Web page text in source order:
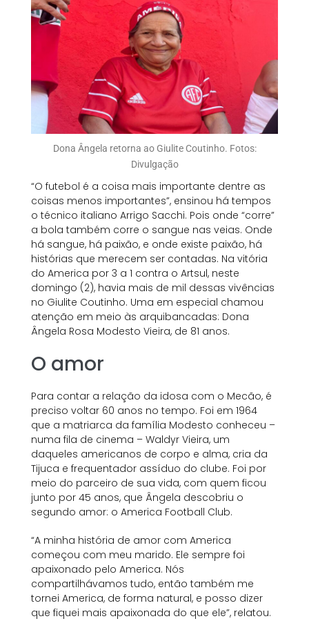
Dona Ângela retorna ao Giulite Coutinho. Fotos:
Divulgação
“O futebol é a coisa mais importante dentre as
coisas menos importantes”, ensinou há tempos
o técnico italiano Arrigo Sacchi. Pois onde “corre”
a bola também corre o sangue nas veias. Onde
há sangue, há paixão, e onde existe paixão, há
histórias que merecem ser contadas. Na vitória
do America por 3 a 1 contra o Artsul, neste
domingo (2), havia mais de mil dessas vivências
no Giulite Coutinho. Uma em especial chamou
atenção em meio às arquibancadas: Dona
Ângela Rosa Modesto Vieira, de 81 anos.
O amor
Para contar a relação da idosa com o Mecão, é
preciso voltar 60 anos no tempo. Foi em 1964
que a matriarca da família Modesto conheceu –
numa fila de cinema – Waldyr Vieira, um
daqueles americanos de corpo e alma, cria da
Tijuca e frequentador assíduo do clube. Foi por
meio do parceiro de sua vida, com quem ficou
junto por 45 anos, que Ângela descobriu o
segundo amor: o America Football Club.
“A minha história de amor com America
começou com meu marido. Ele sempre foi
apaixonado pelo America. Nós
compartilhávamos tudo, então também me
tornei America, de forma natural, e posso dizer
que fiquei mais apaixonada do que ele”, relatou.